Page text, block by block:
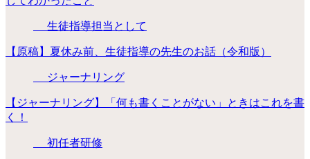
生徒指導担当として
【原稿】夏休み前、生徒指導の先生のお話（令和版）
ジャーナリング
【ジャーナリング】「何も書くことがない」ときはこれを書
く！
初任者研修